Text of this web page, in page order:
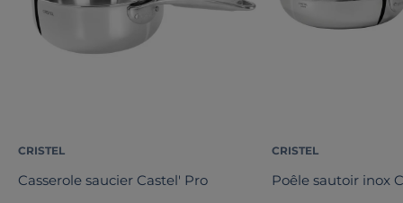
CRISTEL
Casserole saucier Castel' Pro
CRISTEL
Poêle sautoir inox